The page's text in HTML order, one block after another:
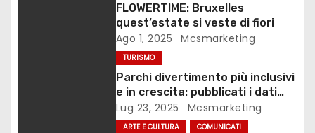
FLOWERTIME: Bruxelles
quest’estate si veste di fiori
Ago 1, 2025 Mcsmarketing
TURISMO
Parchi divertimento più inclusivi
e in crescita: pubblicati i dati
SIAE 2024
Lug 23, 2025 Mcsmarketing
ARTE E CULTURA
COMUNICATI